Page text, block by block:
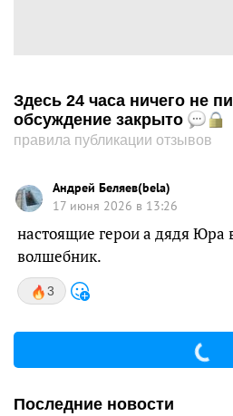
Здесь 24 часа ничего не
обсуждение закрыто
правила публикации отзывов
Андрей Беляев(bela)
17 июня 2026 в 13:26
настоящие герои а дядя Юра
волшебник.
3
Последние новости